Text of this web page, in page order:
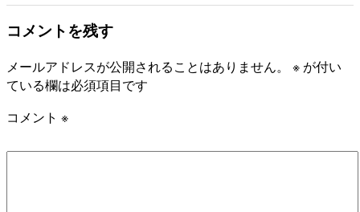
コメントを残す
メールアドレスが公開されることはありません。 ※ が付い
ている欄は必須項目です
コメント ※